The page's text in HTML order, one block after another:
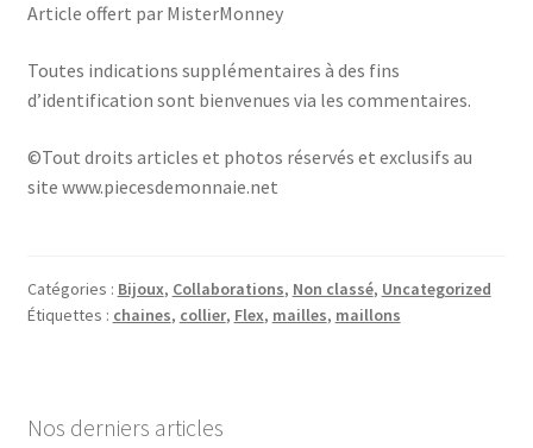
Article offert par MisterMonney
Toutes indications supplémentaires à des fins
d’identification sont bienvenues via les commentaires.
©Tout droits articles et photos réservés et exclusifs au
site www.piecesdemonnaie.net
Catégories : Bijoux, Collaborations, Non classé, Uncategorized
Étiquettes : chaines, collier, Flex, mailles, maillons
Nos derniers articles